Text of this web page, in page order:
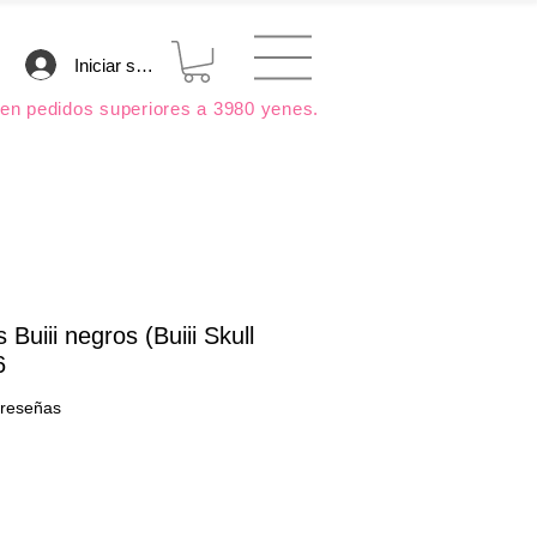
Iniciar sesión
en pedidos superiores a 3980 yenes.
Buiii negros (Buiii Skull
calificación es de 5.0 de 5 estrellas